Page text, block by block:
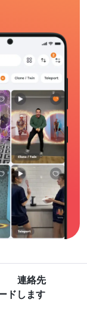
連絡先
ドします